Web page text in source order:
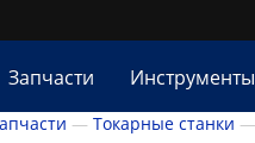
Запчасти Инструменты
Токарные станки